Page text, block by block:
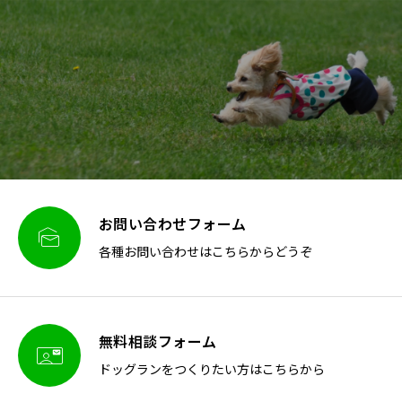
 お問い合わせフォーム
各種お問い合わせはこちらからどうぞ
 無料相談フォーム
ドッグランをつくりたい方はこちらから